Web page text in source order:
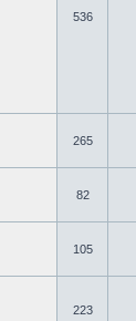
536
265
82
105
223